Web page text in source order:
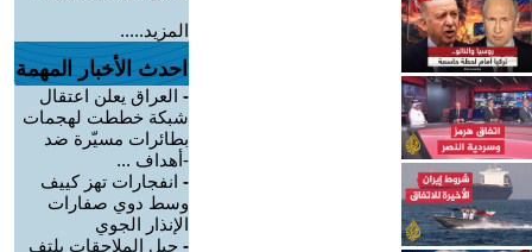
المزيد.....
احدث الأخبار المهمة
- العراق يعلن اعتقال
شبكة خططت لهجمات
بطائرات مسيّرة ضد
-أهداف ...
- انفجارات تهز كييف
وسط دوي صفارات
الإنذار الجوي
- حبل الملاحقات يلتف